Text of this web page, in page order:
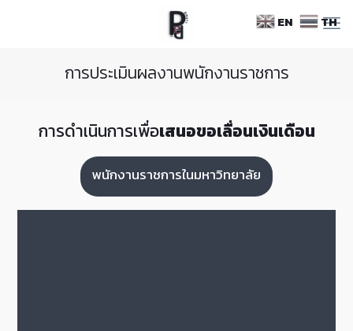
การประเมินผลงานพนักงานราชการ
การดำเนินการเพื่อเสนอขอเลื่อนเงินเดือน
พนักงานราชการในมหาวิทยาลัย
EN TH